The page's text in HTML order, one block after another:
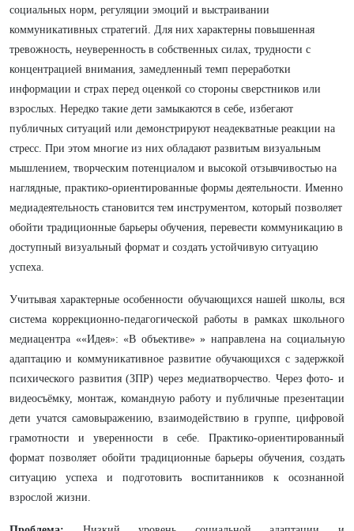
социальных норм, регуляции эмоций и выстраивании
коммуникативных стратегий. Для них характерны повышенная
тревожность, неуверенность в собственных силах, трудности с
концентрацией внимания, замедленный темп переработки
информации и страх перед оценкой со стороны сверстников или
взрослых. Нередко такие дети замыкаются в себе, избегают
публичных ситуаций или демонстрируют неадекватные реакции на
стресс. При этом многие из них обладают развитым визуальным
мышлением, творческим потенциалом и высокой отзывчивостью на
наглядные, практико-ориентированные формы деятельности. Именно
медиадеятельность становится тем инструментом, который позволяет
обойти традиционные барьеры обучения, перевести коммуникацию в
доступный визуальный формат и создать устойчивую ситуацию
успеха.
Учитывая характерные особенности обучающихся нашей школы, вся
система коррекционно-педагогической работы в рамках школьного
медиацентра ««Идея»: «В объективе»» направлена на социальную
адаптацию и коммуникативное развитие обучающихся с задержкой
психического развития (ЗПР) через медиатворчество. Через фото- и
видеосъёмку, монтаж, командную работу и публичные презентации
дети учатся самовыражению, взаимодействию в группе, цифровой
грамотности и уверенности в себе. Практико-ориентированный
формат позволяет обойти традиционные барьеры обучения, создать
ситуацию успеха и подготовить воспитанников к осознанной
взрослой жизни.